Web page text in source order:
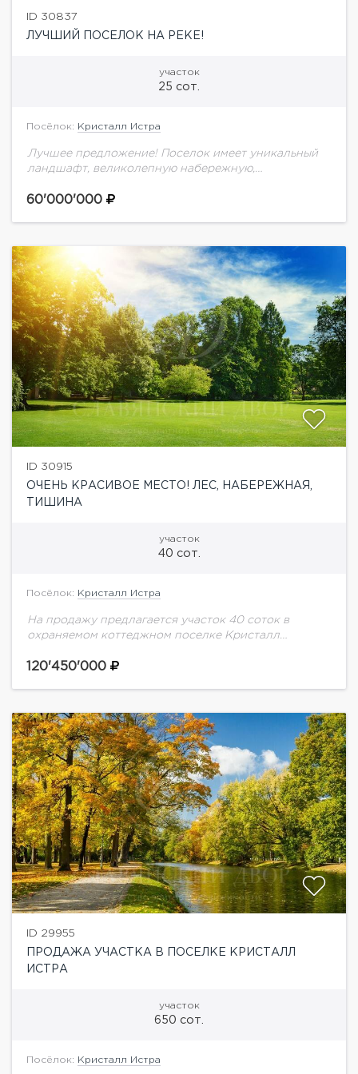
ID 30837
ЛУЧШИЙ ПОСЕЛОК НА РЕКЕ!
участок
25 сот.
Посёлок: Кристалл Истра
Лучшее предложение! Поселок имеет уникальный
ландшафт, великолепную набережную,
Новорижского шоссе и на Ильинское шоссе с
60'000'000
ID 30915
ОЧЕНЬ КРАСИВОЕ МЕСТО! ЛЕС, НАБЕРЕЖНАЯ,
ТИШИНА
участок
40 сот.
Посёлок: Кристалл Истра
На продажу предлагается участок 40 соток в
охраняемом коттеджном поселке Кристалл
тишина
120'450'000
ID 29955
ПРОДАЖА УЧАСТКА В ПОСЕЛКЕ КРИСТАЛЛ
ИСТРА
участок
650 сот.
Посёлок: Кристалл Истра